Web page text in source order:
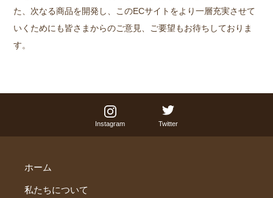
た、次なる商品を開発し、このECサイトをより一層充実させて
いくためにも皆さまからのご意見、ご要望もお待ちしておりま
す。
Instagram Twitter
ホーム
私たちについて